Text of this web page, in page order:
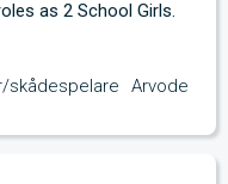
as 2 School Girls.
skådespelare Arvode